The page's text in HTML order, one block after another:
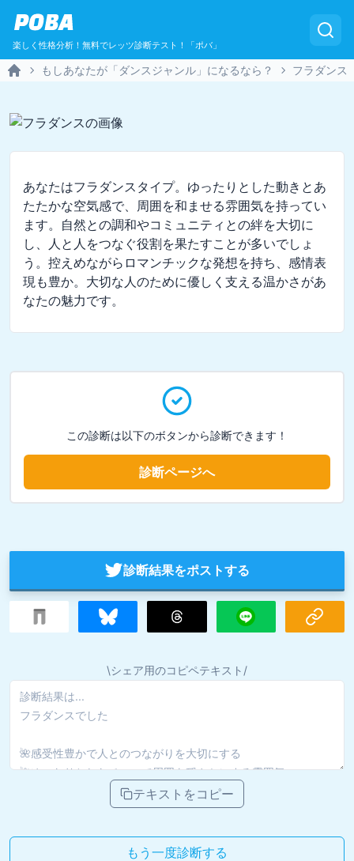
POBA
楽しく性格分析！無料でレッツ診断テスト！「ポバ」
もしあなたが「ダンスジャンル」になるなら？ フラダンス
あなたはフラダンスタイプ。ゆったりとした動きとあ
たたかな空気感で、周囲を和ませる雰囲気を持ってい
ます。自然との調和やコミュニティとの絆を大切に
し、人と人をつなぐ役割を果たすことが多いでしょ
う。控えめながらロマンチックな発想を持ち、感情表
現も豊か。大切な人のために優しく支える温かさがあ
なたの魅力です。
この診断は以下のボタンから診断できます！
診断ページへ
診断結果をポストする
\シェア用のコピペテキスト/
テキストをコピー
もう一度診断する